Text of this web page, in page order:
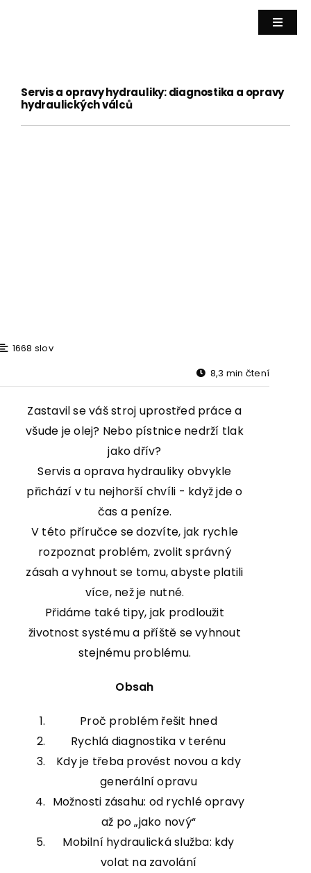
Servis a opravy hydrauliky: diagnostika a opravy
hydraulických válců
1668 slov
8,3 min čtení
Zastavil se váš stroj uprostřed práce a
všude je olej? Nebo pístnice nedrží tlak
jako dřív?
Servis a oprava hydrauliky obvykle
přichází v tu nejhorší chvíli - když jde o
čas a peníze.
V této příručce se dozvíte, jak rychle
rozpoznat problém, zvolit správný
zásah a vyhnout se tomu, abyste platili
více, než je nutné.
Přidáme také tipy, jak prodloužit
životnost systému a příště se vyhnout
stejnému problému.
Obsah
Proč problém řešit hned
Rychlá diagnostika v terénu
Kdy je třeba provést novou a kdy
generální opravu
Možnosti zásahu: od rychlé opravy
až po „jako nový“
Mobilní hydraulická služba: kdy
volat na zavolání